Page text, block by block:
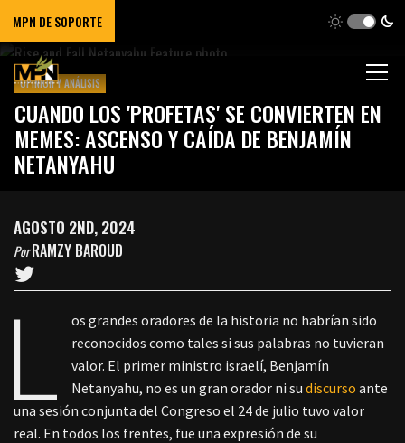
MPN DE SOPORTE
OPINIÓN Y ANÁLISIS
CUANDO LOS 'PROFETAS' SE CONVIERTEN EN
MEMES: ASCENSO Y CAÍDA DE BENJAMÍN
NETANYAHU
AGOSTO 2ND, 2024
PorRAMZY BAROUD
L
os grandes oradores de la historia no habrían sido
reconocidos como tales si sus palabras no tuvieran
valor. El primer ministro israelí, Benjamín
Netanyahu, no es un gran orador ni sudiscurso ante
una sesión conjunta del Congreso el 24 de julio tuvo valor
real. En todos los frentes, fue una expresión de su